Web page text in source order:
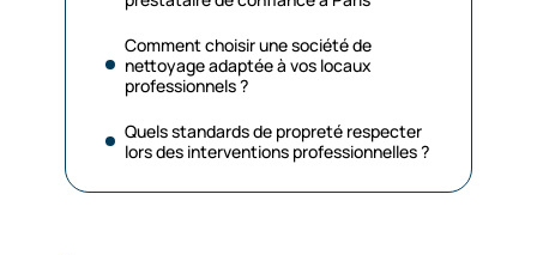
Comment choisir une société de
nettoyage adaptée à vos locaux
professionnels ?
Quels standards de propreté respecter
lors des interventions professionnelles ?